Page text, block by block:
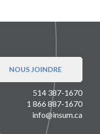
NOUS JOINDRE
514 387-1670
1 866 887-1670
info@insum.ca